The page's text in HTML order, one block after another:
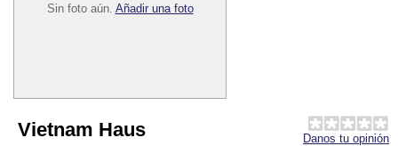
Sin foto aún. Añadir una foto
Danos tu opinión
Vietnam Haus